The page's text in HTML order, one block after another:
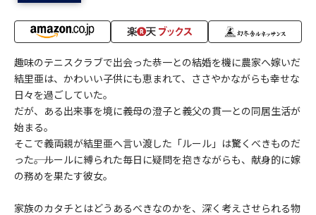
趣味のテニスクラブで出会った恭一との結婚を機に農家へ嫁いだ
結里亜は、かわいい子供にも恵まれて、ささやかながらも幸せな
日々を過ごしていた。
だが、ある出来事を境に義母の澄子と義父の貫一との同居生活が
始まる。
そこで義両親が結里亜へ言い渡した「ルール」は驚くべきものだ
った――。ルールに縛られた毎日に疑問を抱きながらも、献身的に嫁
の務めを果たす彼女。
家族のカタチとはどうあるべきなのかを、深く考えさせられる物